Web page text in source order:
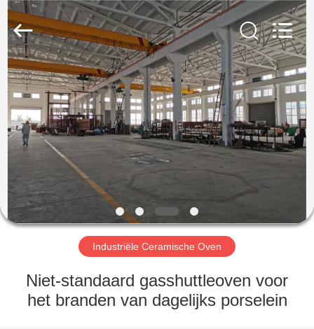
HUIS
PRODUCTEN
VIDEO'S
OVER
ONS
FABRIEKSTOCHT
KWALITEITSCONTROLE
Sunny
Co.,
Ltd.
Rights
Reserved.
Industriële Ceramische Oven
Niet-standaard gasshuttleoven voor
het branden van dagelijks porselein